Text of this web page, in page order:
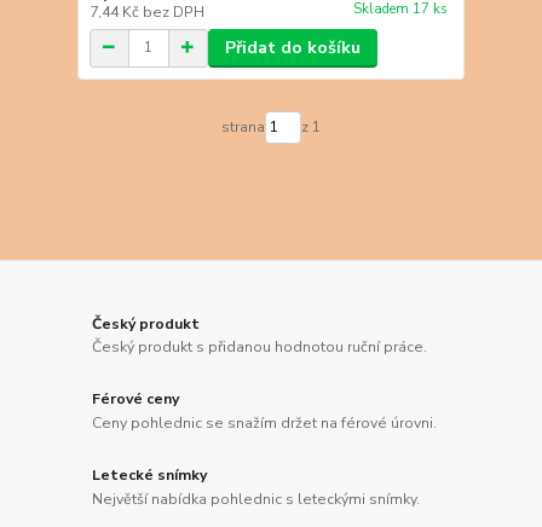
7,44 Kč bez DPH Skladem 17 ks
Přidat do košíku
strana z 1
Český produkt
Český produkt s přidanou hodnotou ruční práce.
Férové ceny
Ceny pohlednic se snažím držet na férové úrovni.
Letecké snímky
Největší nabídka pohlednic s leteckými snímky.